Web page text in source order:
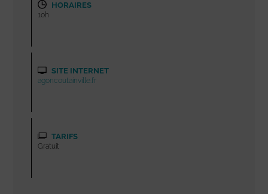
HORAIRES
10h
SITE INTERNET
agoncoutainville.fr
TARIFS
Gratuit